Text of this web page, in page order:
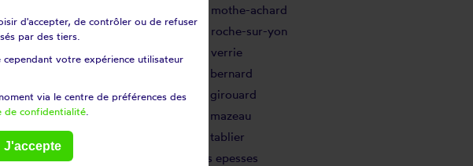
La mothe-achard
La roche-sur-yon
sur-mer
La verrie
Le bernard
Le girouard
Le mazeau
sur-vie
Le tablier
Les epesses
d'accepter, de contrôler ou de refuser
par des tiers.
votre expérience utilisateur
via le centre de préférences des
de confidentialité
J'accepte